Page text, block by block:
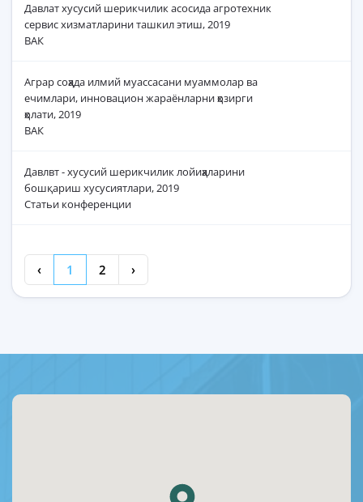
Давлат хусусий шерикчилик асосида агротехник
сервис хизматларини ташкил этиш, 2019
ВАК
Аграр соҳада илмий муассасани муаммолар ва
ечимлари, инновацион жараёнларни ҳозирги
ҳолати, 2019
ВАК
Давлвт - хусусий шерикчилик лойиҳаларини
бошқариш хусусиятлари, 2019
Статьи конференции
‹ 1 2 ›